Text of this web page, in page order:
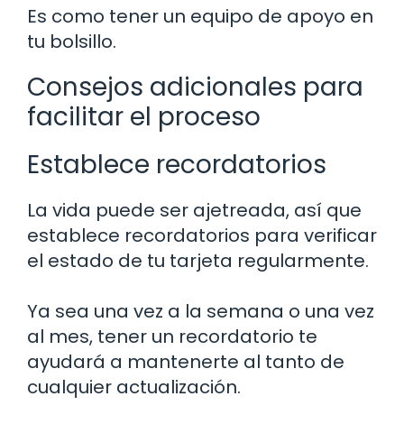
Es como tener un equipo de apoyo en
tu bolsillo.
Consejos adicionales para
facilitar el proceso
Establece recordatorios
La vida puede ser ajetreada, así que
establece recordatorios para verificar
el estado de tu tarjeta regularmente.
Ya sea una vez a la semana o una vez
al mes, tener un recordatorio te
ayudará a mantenerte al tanto de
cualquier actualización.